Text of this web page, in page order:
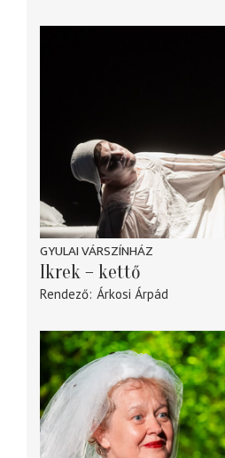
GYULAI VÁRSZÍNHÁZ
Ikrek – kettő
Rendező Árkosi Árpád